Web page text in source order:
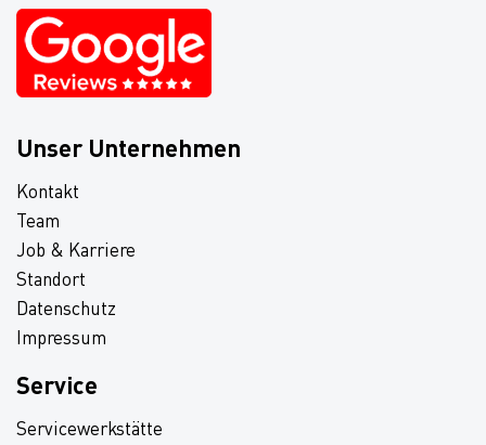
Unser Unternehmen
Kontakt
Team
Job & Karriere
Standort
Datenschutz
Impressum
Service
Servicewerkstätte